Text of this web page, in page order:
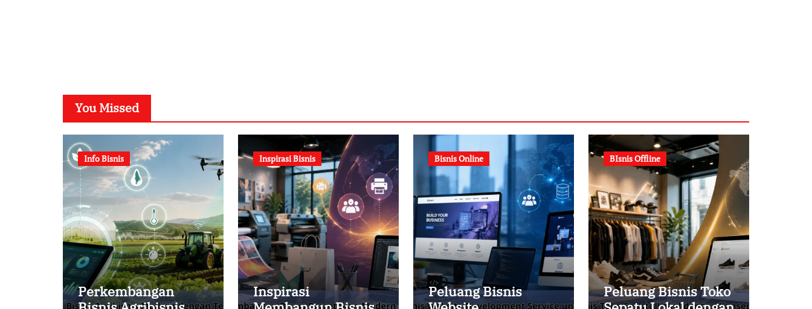
You Missed
Info Bisnis
Perkembangan
Inspirasi Bisnis
Inspirasi
Bisnis Online
Peluang Bisnis
BIsnis Offline
Peluang Bisnis Toko